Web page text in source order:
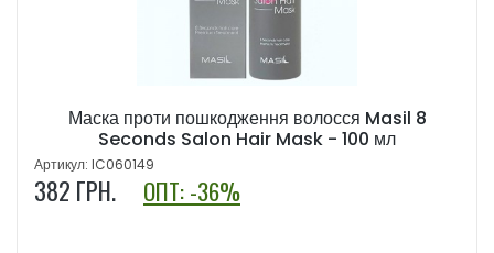
Маска проти пошкодження волосся Masil 8
Seconds Salon Hair Mask - 100 мл
Артикул: IC060149
382 ГРН. ОПТ: -36%